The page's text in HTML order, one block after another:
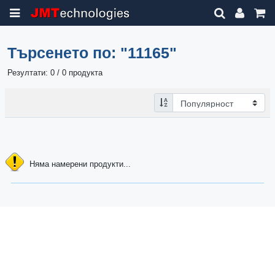
Търсенето по: "11165"
Резултати: 0 / 0 продукта
Няма намерени продукти...